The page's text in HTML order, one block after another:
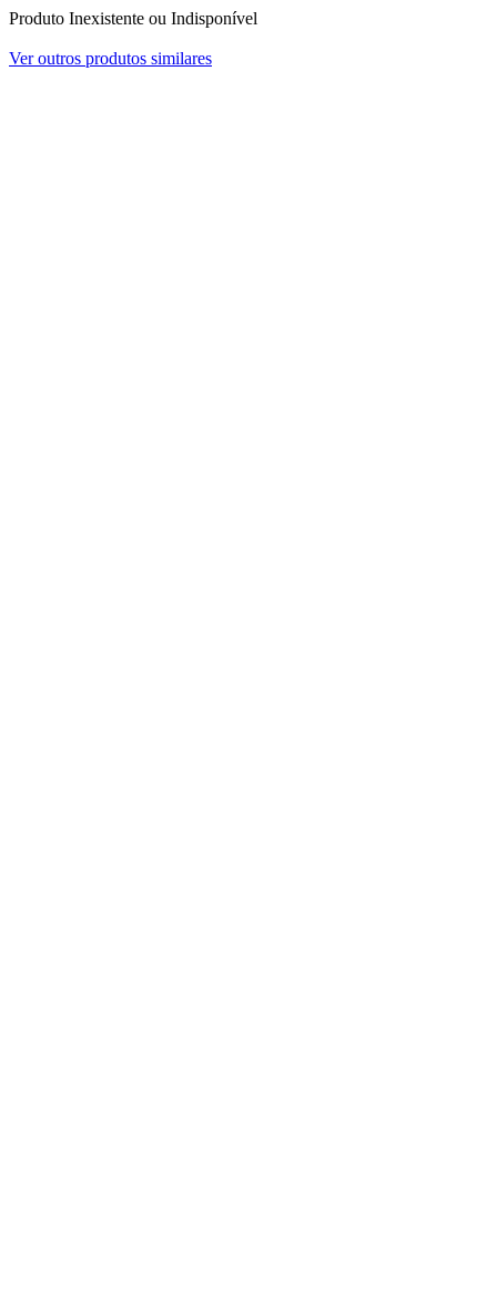
Produto Inexistente ou Indisponível
Ver outros produtos similares